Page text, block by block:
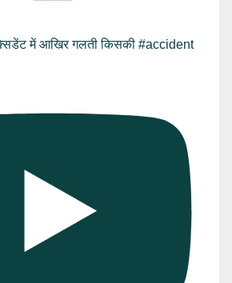
में आखिर गलती किसकी #accident